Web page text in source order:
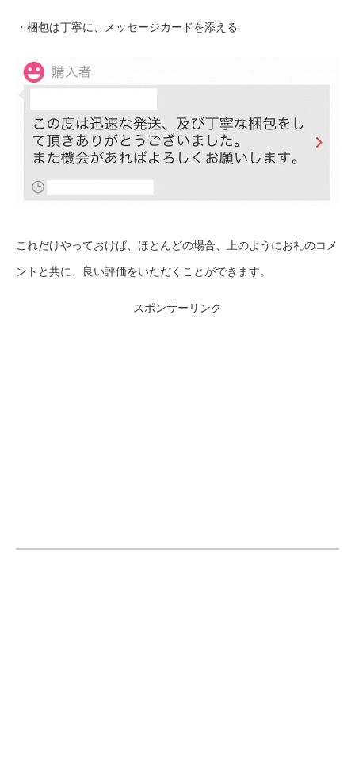
・梱包は丁寧に、メッセージカードを添える
これだけやっておけば、ほとんどの場合、上のようにお礼のコメ
ントと共に、良い評価をいただくことができます。
スポンサーリンク